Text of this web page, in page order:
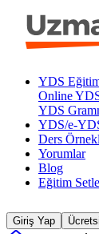
YDS
Online
YDS
YDS/e-
Ders
Yorumlar
Blog
Eğitim
Giriş Yap